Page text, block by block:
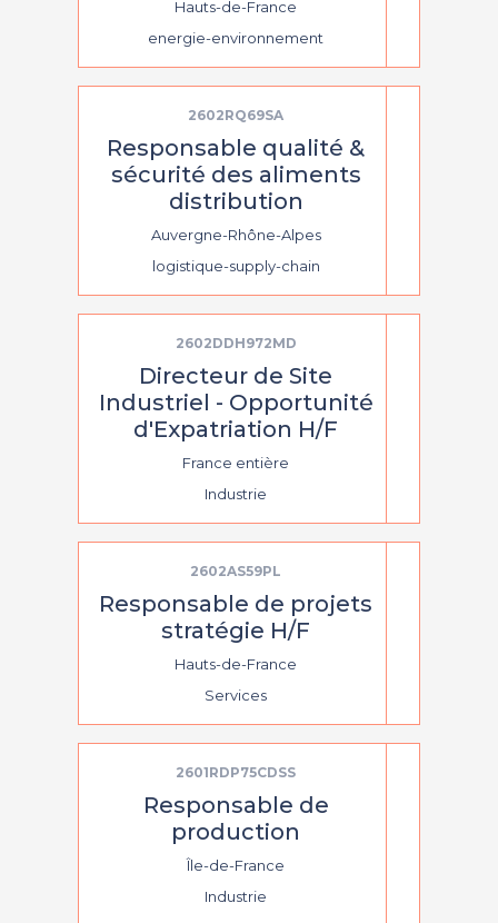
Hauts-de-France
energie-environnement
2602RQ69SA
Responsable qualité &
sécurité des aliments
distribution
Auvergne-Rhône-Alpes
logistique-supply-chain
2602DDH972MD
Directeur de Site
Industriel - Opportunité
d'Expatriation H/F
France entière
Industrie
2602AS59PL
Responsable de projets
stratégie H/F
Hauts-de-France
Services
2601RDP75CDSS
Responsable de
production
Île-de-France
Industrie